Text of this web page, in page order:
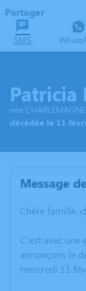
Partager
SMS
Patricia
née CHARLEMAGNE
décédée le 11
Message
Chère famille,
C’est avec
annonçons le
mercredi 11